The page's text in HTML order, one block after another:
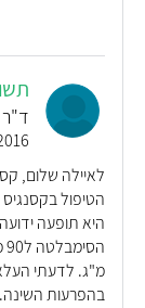
ד"ר
לאיילה שלום,
הטיפול
היא תופעה
מ"ג. לדעתי
בהפרעות השינה.